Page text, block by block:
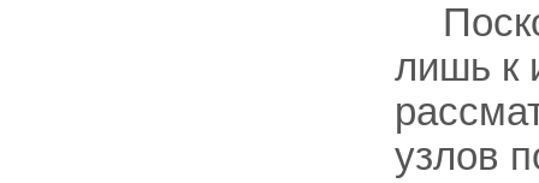
лишь к
узлов